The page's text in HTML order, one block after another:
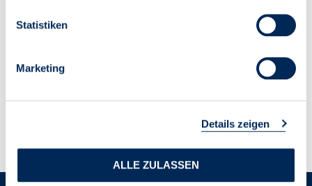
Statistiken
Marketing
Details zeigen
ALLE ZULASSEN
Kontakt
10117 Berlin
office@vdiv.de